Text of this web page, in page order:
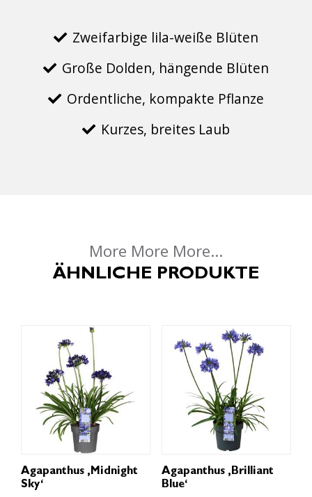
Zweifarbige lila-weiße Blüten
Große Dolden, hängende Blüten
Ordentliche, kompakte Pflanze
Kurzes, breites Laub
More More More...
ÄHNLICHE PRODUKTE
Agapanthus ‚Midnight
Sky‘
Agapanthus ‚Brilliant
Blue‘